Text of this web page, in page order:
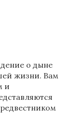
о дыне
жизни. Вам
и